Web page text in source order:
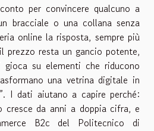
per convincere qualcuno a
bracciale o una collana senza
online la risposta, sempre più
prezzo resta un gancio potente,
su elementi che riducono
una vetrina digitale in
I dati aiutano a capire perché:
cresce da anni a doppia cifra, e
B2c del Politecnico di